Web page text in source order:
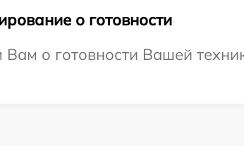
о готовности
о готовности Вашей